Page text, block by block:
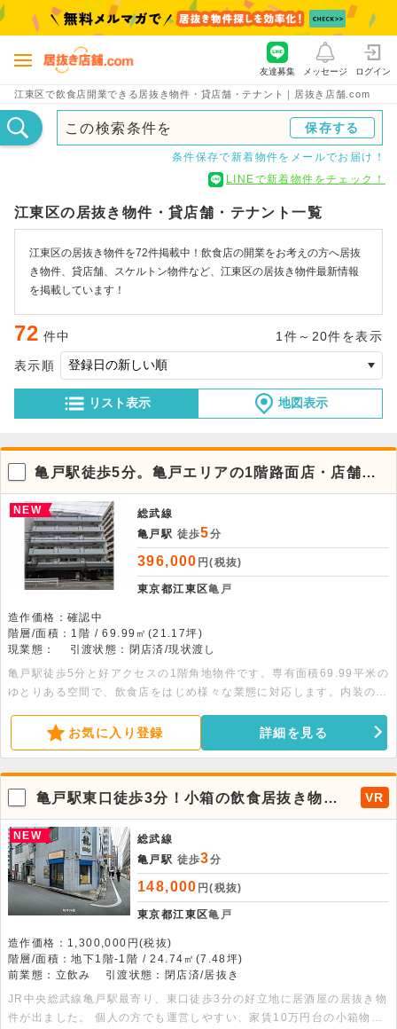
江東区で飲食店開業できる居抜き物件・貸店舗・テナント｜居抜き店舗.com
友達募集 メッセージ ログイン
この検索条件を 保存する
条件保存で新着物件をメールでお届け！
LINEで新着物件をチェック！
江東区の居抜き物件・貸店舗・テナント一覧
江東区の居抜き物件を72件掲載中！飲食店の開業をお考えの方へ居抜
き物件、貸店舗、スケルトン物件など、江東区の居抜き物件最新情報
を掲載しています！
72 件中 1件～20件を表示
リスト表示 地図表示
表示順
亀戸駅徒歩5分。亀戸エリアの1階路面店・店舗事
務所
NEW
総武線
亀戸駅 徒歩5分
396,000 円(税抜)
東京都江東区亀戸
造作価格：確認中
階層/面積：1階 / 69.99㎡(21.17坪)
現業態：
引渡状態：閉店済/現状渡し
亀戸駅徒歩5分と好アクセスの1階角地物件です。専有面積69.99平米の
ゆとりある空間で、飲食店をはじめ様々な業態に対応します。内装の改
お気に入り登録 詳細を見る
亀戸駅東口徒歩3分！小箱の飲食居抜き物
件。
VR
NEW
総武線
亀戸駅 徒歩3分
148,000 円(税抜)
東京都江東区亀戸
造作価格：1,300,000円(税抜)
階層/面積：地下1階-1階 / 24.74㎡(7.48坪)
前業態：立飲み
引渡状態：閉店済/居抜き
JR中央総武線亀戸駅最寄り、東口徒歩3分の好立地に居酒屋の居抜き物
件が出ました。 個人の方でも運営しやすい、家賃10万円台の小箱物件